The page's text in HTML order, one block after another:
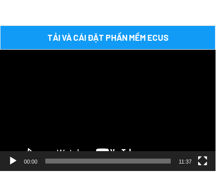
TẢI VÀ CÁI ĐẶT PHẦN MỀM ECUS
00:00 11:37